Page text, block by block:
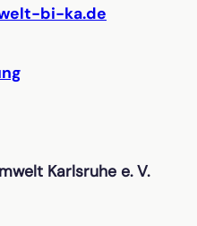
bi-ka.de
Karlsruhe e. V.